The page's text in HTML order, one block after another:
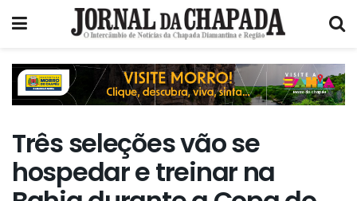
Três seleções vão se
hospedar e treinar na